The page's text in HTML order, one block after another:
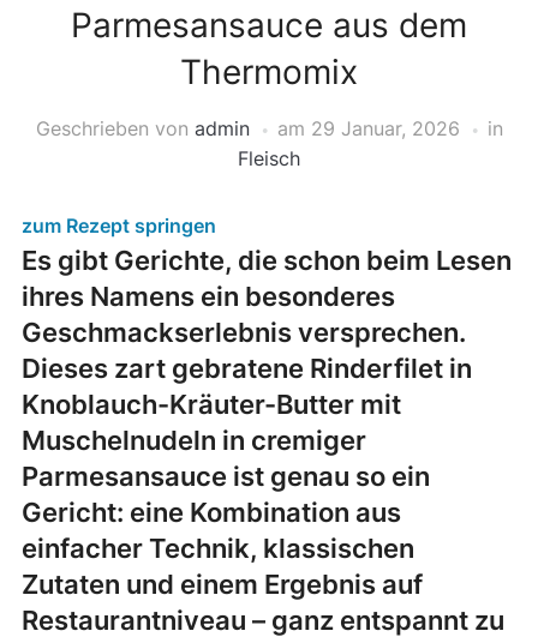
Parmesansauce aus dem
Thermomix
Geschrieben von admin am 29 Januar, 2026
in
Fleisch
zum Rezept springen
Es gibt Gerichte, die schon beim Lesen
ihres Namens ein besonderes
Geschmackserlebnis versprechen.
Dieses zart gebratene Rinderfilet in
Knoblauch-Kräuter-Butter mit
Muschelnudeln in cremiger
Parmesansauce ist genau so ein
Gericht: eine Kombination aus
einfacher Technik, klassischen
Zutaten und einem Ergebnis auf
Restaurantniveau – ganz entspannt zu